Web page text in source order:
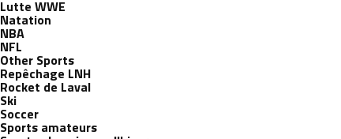
Lutte WWE
Natation
NBA
NFL
Other Sports
Repêchage LNH
Rocket de Laval
Ski
Soccer
Sports amateurs